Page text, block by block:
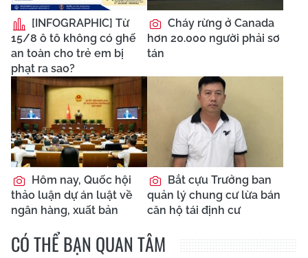
[INFOGRAPHIC] Từ
15/8 ô tô không có ghế
an toàn cho trẻ em bị
phạt ra sao?
Cháy rừng ở Canada
hơn 20.000 người phải sơ
tán
Hôm nay, Quốc hội
thảo luận dự án luật về
ngân hàng, xuất bản
Bắt cựu Trưởng ban
quản lý chung cư lừa bán
căn hộ tái định cư
CÓ THỂ BẠN QUAN TÂM